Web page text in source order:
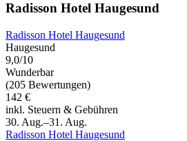
Radisson Hotel Haugesund
Radisson Hotel Haugesund
Haugesund
9,0/10
Wunderbar
(205 Bewertungen)
142 €
inkl. Steuern & Gebühren
30. Aug.–31. Aug.
Radisson Hotel Haugesund